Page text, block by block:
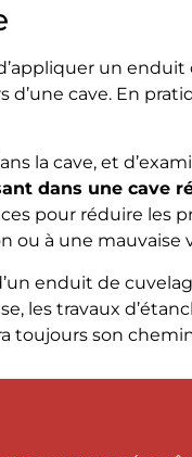
un
cave. En
la cave, et
dans une cave
pour réduire les
ou à une mauvaise
enduit de
les travaux
toujours son